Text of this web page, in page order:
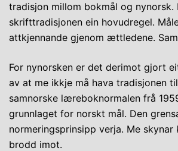
tradisjon millom bokmål og nynorsk.
skrifttradisjonen ein hovudregel.
attkjennande gjenom ættledene.
For nynorsken er det derimot gjort
av at me ikkje må hava tradisjonen
samnorske læreboknormalen frå
grunnlaget for norskt mål. Den
normeringsprinsipp verja. Me skynar
brodd imot.